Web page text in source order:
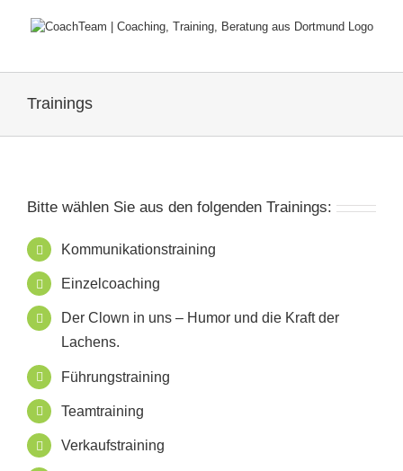
Trainings
Bitte wählen Sie aus den folgenden Trainings:
Kommunikationstraining
Einzelcoaching
Der Clown in uns – Humor und die Kraft der
Lachens.
Führungstraining
Teamtraining
Verkaufstraining